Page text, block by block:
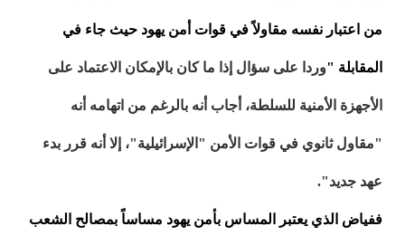
من اعتبار نفسه مقاولاً في قوات أمن يهود حيث جاء في
المقابلة "وردا على سؤال إذا ما كان بالإمكان الاعتماد على
الأجهزة الأمنية للسلطة، أجاب أنه بالرغم من اتهامه أنه
"مقاول ثانوي في قوات الأمن "الإسرائيلية"، إلا أنه قرر بدء
عهد جديد".
ففياض الذي يعتبر المساس بأمن يهود مساساً بمصالح الشعب